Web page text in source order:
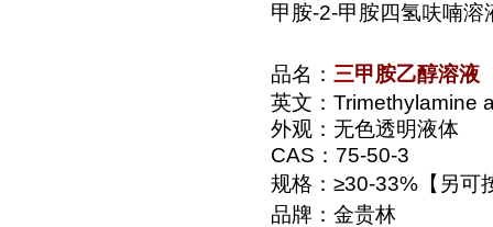
甲胺-2-甲胺四氢呋喃
品名： 三甲胺乙醇溶液
英文：Trimethylamine
外观：无色透明液体
CAS： 75-50-3
规格：≥30-33%【另可
品牌：金贵林